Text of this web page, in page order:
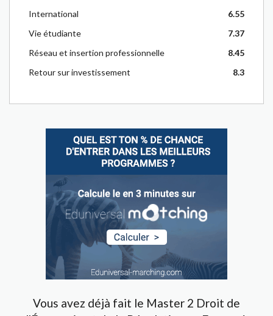
International
6.55
Vie étudiante
7.37
Réseau et insertion professionnelle
8.45
Retour sur investissement
8.3
Vous avez déjà fait le Master 2 Droit de